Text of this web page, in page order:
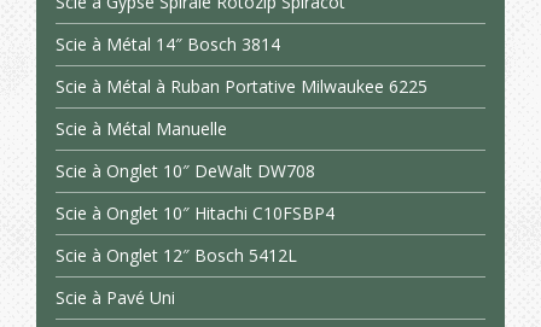
Scie à Métal 14″ Bosch 3814
Scie à Métal à Ruban Portative Milwaukee 6225
Scie à Métal Manuelle
Scie à Onglet 10″ DeWalt DW708
Scie à Onglet 10″ Hitachi C10FSBP4
Scie à Onglet 12″ Bosch 5412L
Scie à Pavé Uni